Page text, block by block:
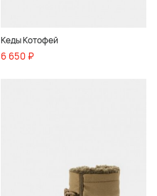
Кеды Котофей
6 650 ₽